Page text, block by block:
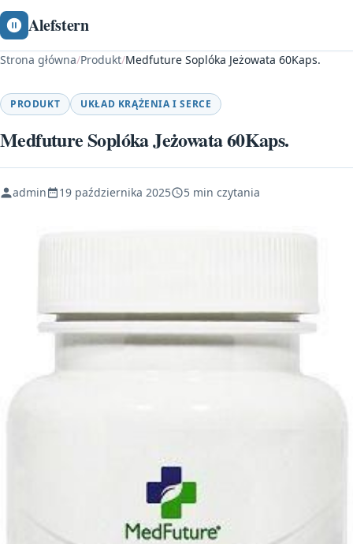
Alefstern
Strona główna/Produkt/Medfuture Soplóka Jeżowata 60Kaps.
PRODUKT UKŁAD KRĄŻENIA I SERCE
Medfuture Soplóka Jeżowata 60Kaps.
admin 19 października 2025 5 min czytania